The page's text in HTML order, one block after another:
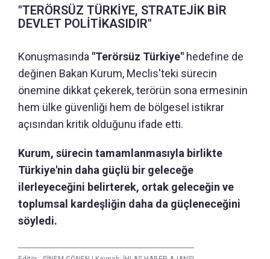
"TERÖRSÜZ TÜRKİYE, STRATEJİK BİR
DEVLET POLİTİKASIDIR"
Konuşmasında "Terörsüz Türkiye" hedefine de
değinen Bakan Kurum, Meclis'teki sürecin
önemine dikkat çekerek, terörün sona ermesinin
hem ülke güvenliği hem de bölgesel istikrar
açısından kritik olduğunu ifade etti.
Kurum, sürecin tamamlanmasıyla birlikte
Türkiye'nin daha güçlü bir geleceğe
ilerleyeceğini belirterek, ortak geleceğin ve
toplumsal kardeşliğin daha da güçleneceğini
söyledi.